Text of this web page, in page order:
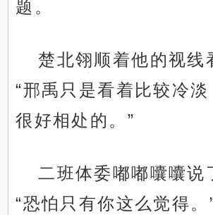
题。
楚北翎顺着他的视线
“邢禹只是看着比较冷淡
很好相处的。”
二班体委嘟嘟囔囔说
“恐怕只有你这么觉得。